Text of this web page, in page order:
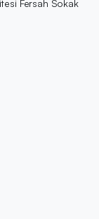
Fersah Sokak